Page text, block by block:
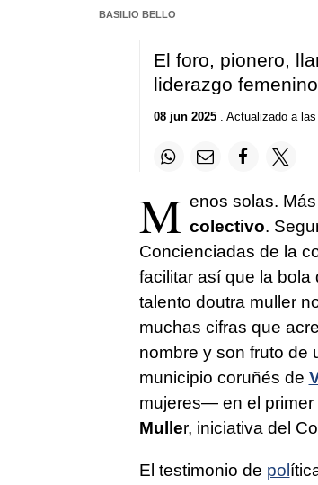
BASILIO BELLO
El foro, pionero,
liderazgo femenino
08 jun 2025. Actualizado a las
M enos solas.
colectivo.
Concienciadas de la
facilitar así que la
talento doutra muller
muchas cifras que
nombre y son fruto de
municipio coruñés de
mujeres— en el primer
Muller, iniciativa del
El testimonio de pol